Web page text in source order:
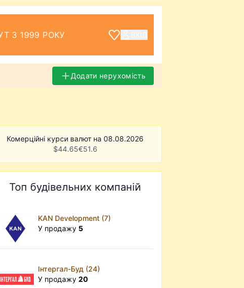
З 1999 РОКУ
Додати нерухомість
Комерційні курси валют на 08.08.2026
$44.65€51.6
Топ будівельних компаній
KAN Development (7)
У продажу 5
Інтергал-Буд (24)
У продажу20